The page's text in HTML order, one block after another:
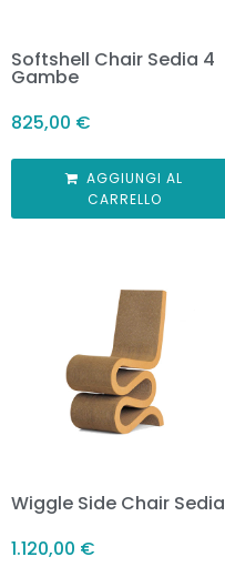
Softshell Chair Sedia 4
Gambe
825,00 €
AGGIUNGI AL
CARRELLO
Wiggle Side Chair Sedia
1.120,00 €